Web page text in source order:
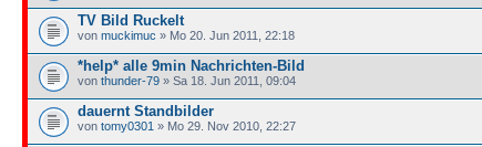
TV Bild Ruckelt
von muckimuc » Mo 20. Jun 2011, 22:18
*help* alle 9min Nachrichten-Bild
von thunder-79 » Sa 18. Jun 2011, 09:04
dauernt Standbilder
von tomy0301 » Mo 29. Nov 2010, 22:27